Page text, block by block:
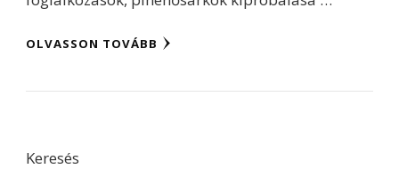
OLVASSON TOVÁBB
Keresés